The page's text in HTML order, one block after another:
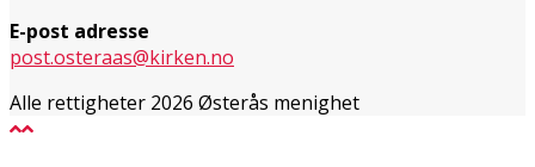
E-post adresse
post.osteraas@kirken.no
Alle rettigheter 2026 Østerås menighet